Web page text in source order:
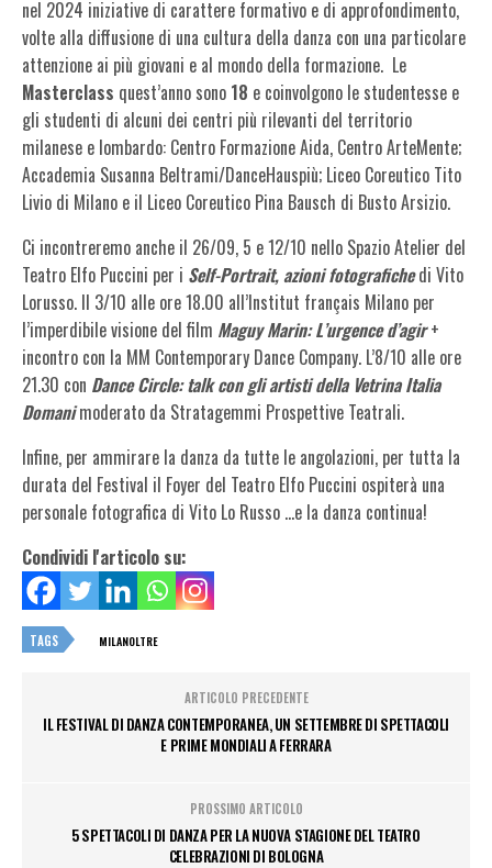
nel 2024 iniziative di carattere formativo e di approfondimento,
volte alla diffusione di una cultura della danza con una particolare
attenzione ai più giovani e al mondo della formazione. Le
Masterclass quest’anno sono 18 e coinvolgono le studentesse e
gli studenti di alcuni dei centri più rilevanti del territorio
milanese e lombardo: Centro Formazione Aida, Centro ArteMente;
Accademia Susanna Beltrami/DanceHauspiù; Liceo Coreutico Tito
Livio di Milano e il Liceo Coreutico Pina Bausch di Busto Arsizio.
Ci incontreremo anche il 26/09, 5 e 12/10 nello Spazio Atelier del
Teatro Elfo Puccini per i Self-Portrait, azioni fotografichedi Vito
Lorusso. Il 3/10 alle ore 18.00 all’Institut français Milano per
l’imperdibile visione del film Maguy Marin: L’urgence d’agir+
incontro con la MM Contemporary Dance Company. L’8/10 alle ore
21.30 con Dance Circle: talk con gli artisti della Vetrina Italia
Domanimoderato da Stratagemmi Prospettive Teatrali.
Infine, per ammirare la danza da tutte le angolazioni, per tutta la
durata del Festival il Foyer del Teatro Elfo Puccini ospiterà una
personale fotografica di Vito Lo Russo …e la danza continua!
Condividi l'articolo su:
TAGS MILANOLTRE
ARTICOLO PRECEDENTE
IL FESTIVAL DI DANZA CONTEMPORANEA, UN SETTEMBRE DI SPETTACOLI
E PRIME MONDIALI A FERRARA
PROSSIMO ARTICOLO
5 SPETTACOLI DI DANZA PER LA NUOVA STAGIONE DEL TEATRO
CELEBRAZIONI DI BOLOGNA